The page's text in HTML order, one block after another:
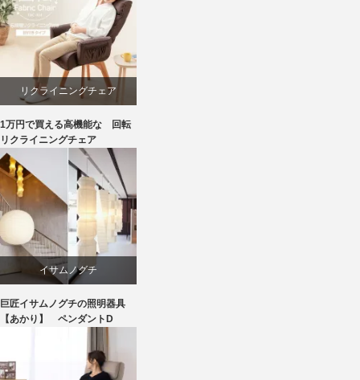
リクライニングチェア
回転椅子
椅子
1万円で買える高機能な 回転
リクライニングチェア
イサムノグチ
照明器具
巨匠イサムノグチの照明器具
【あかり】 ペンダントD